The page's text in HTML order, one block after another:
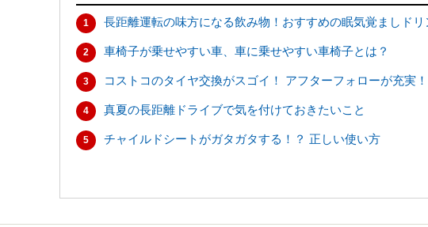
1 長距離運転の味方になる飲み物！おすすめの眠気覚ましドリ
2 車椅子が乗せやすい車、車に乗せやすい車椅子とは？
3 コストコのタイヤ交換がスゴイ！ アフターフォローが充実！
4 真夏の長距離ドライブで気を付けておきたいこと
5 チャイルドシートがガタガタする！？ 正しい使い方